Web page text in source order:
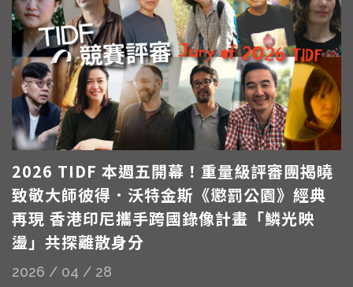
2026 TIDF 本週五開幕！重量級評審團揭曉
致敬大師彼得．沃特金斯《懲罰公園》經典
再現 香港印尼攜手跨國錄像計畫「鱗光映
盪」共探離散身分
2026 / 04 / 28